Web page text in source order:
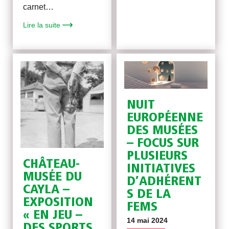
carnet…
Lire la suite
CHÂTEAU-
MUSÉE DU
CAYLA –
EXPOSITION
« EN JEU –
NUIT
EUROPÉENNE
DES MUSÉES
– FOCUS SUR
PLUSIEURS
INITIATIVES
D’ADHÉRENT
S DE LA
FEMS
14 mai 2024